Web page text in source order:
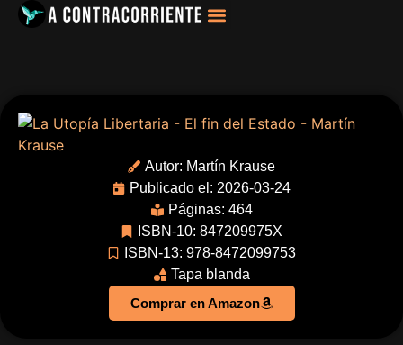
Autor: Martín Krause
Publicado el: 2026-03-24
Páginas: 464
ISBN-10: 847209975X
ISBN-13: 978-8472099753
Tapa blanda
Comprar en Amazon